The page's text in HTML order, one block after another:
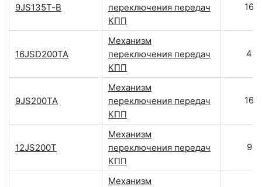
9JS135T-B
переключения передач
КПП
16
16JSD200TA
Механизм
переключения передач
КПП
4
9JS200TA
Механизм
переключения передач
КПП
16
12JS200T
Механизм
переключения передач
КПП
9
Механизм